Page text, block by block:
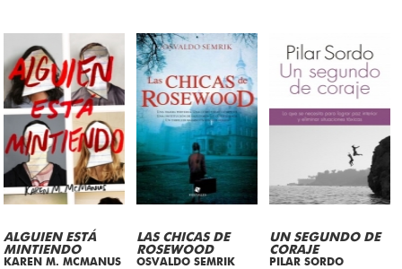
ALGUIEN ESTÁ
MINTIENDO
KAREN M. MCMANUS
LAS CHICAS DE
ROSEWOOD
OSVALDO SEMRIK
UN SEGUNDO DE
CORAJE
PILAR SORDO